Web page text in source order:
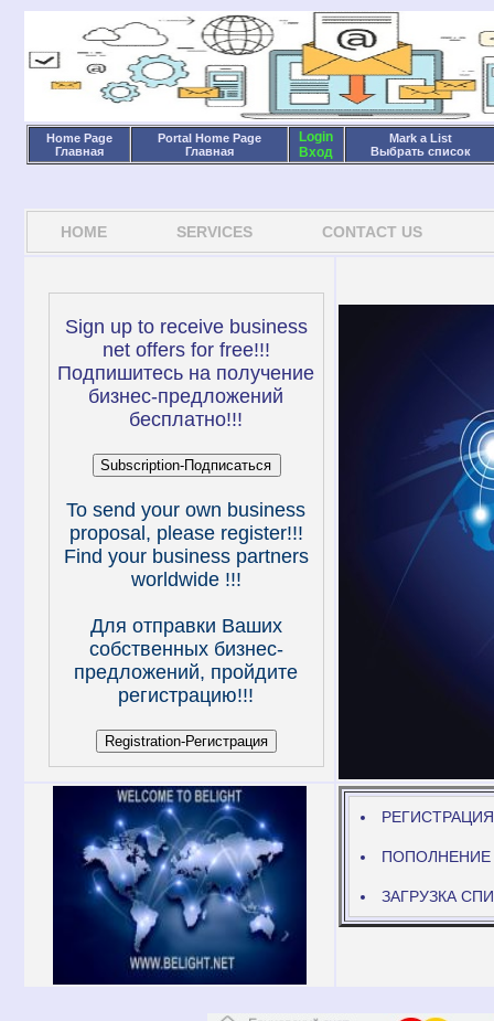
Home Page
Главная
Portal Home Page
Главная
Login
Вход
Mark a List
Выбрать список
HOME SERVICES CONTACT US
Sign up to receive business
net offers for free!!!
Подпишитесь на получение
бизнес-предложений
бесплатно!!!
To send your own business
proposal, please register!!!
Find your business partners
worldwide !!!
Для отправки Ваших
собственных бизнес-
предложений, пройдите
регистрацию!!!
ПОПОЛНЕНИЕ
ЗАГРУЗКА